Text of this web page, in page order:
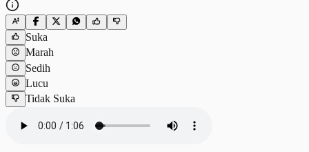
Suka
Marah
Sedih
Lucu
Tidak Suka